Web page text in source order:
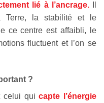
lié à l’ancrage.Il
Terre, la stabilité et le
ce centre est affaibli, le
fluctuent et l’on se
?
celui quicapte l’énergie